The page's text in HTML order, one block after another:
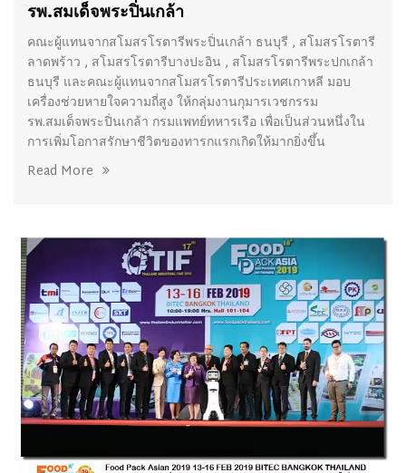
รพ.สมเด็จพระปิ่นเกล้า
คณะผู้แทนจากสโมสรโรตารีพระปิ่นเกล้า ธนบุรี , สโมสรโรตารี
ลาดพร้าว , สโมสรโรตารีบางปะอิน , สโมสรโรตารีพระปกเกล้า
ธนบุรี และคณะผู้แทนจากสโมสรโรตารีประเทศเกาหลี มอบ
เครื่องช่วยหายใจความถี่สูง ให้กลุ่มงานกุมารเวชกรรม
รพ.สมเด็จพระปิ่นเกล้า กรมแพทย์ทหารเรือ เพื่อเป็นส่วนหนึ่งใน
การเพิ่มโอกาสรักษาชีวิตของทารกแรกเกิดให้มากยิ่งขึ้น
Read More
05/03/2019